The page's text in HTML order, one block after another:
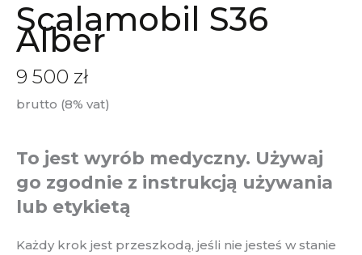
Scalamobil S36
Alber
9 500 zł
brutto (8% vat)
To jest wyrób medyczny. Używaj
go zgodnie z instrukcją używania
lub etykietą
Każdy krok jest przeszkodą, jeśli nie jesteś w stanie